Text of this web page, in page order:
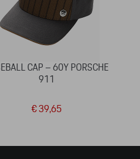
CAP – 60Y PORSCHE
911
€ 39,65